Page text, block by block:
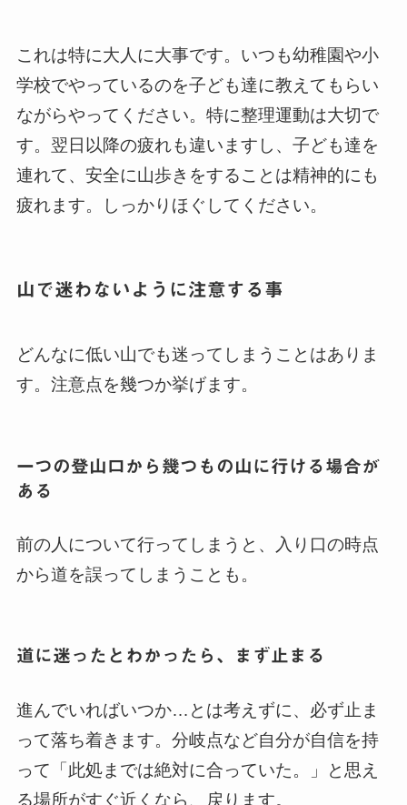
これは特に大人に大事です。いつも幼稚園や小
学校でやっているのを子ども達に教えてもらい
ながらやってください。特に整理運動は大切で
す。翌日以降の疲れも違いますし、子ども達を
連れて、安全に山歩きをすることは精神的にも
疲れます。しっかりほぐしてください。
山で迷わないように注意する事
どんなに低い山でも迷ってしまうことはありま
す。注意点を幾つか挙げます。
一つの登山口から幾つもの山に行ける場合が
ある
前の人について行ってしまうと、入り口の時点
から道を誤ってしまうことも。
道に迷ったとわかったら、まず止まる
進んでいればいつか…とは考えずに、必ず止ま
って落ち着きます。分岐点など自分が自信を持
って「此処までは絶対に合っていた。」と思え
る場所がすぐ近くなら、戻ります。